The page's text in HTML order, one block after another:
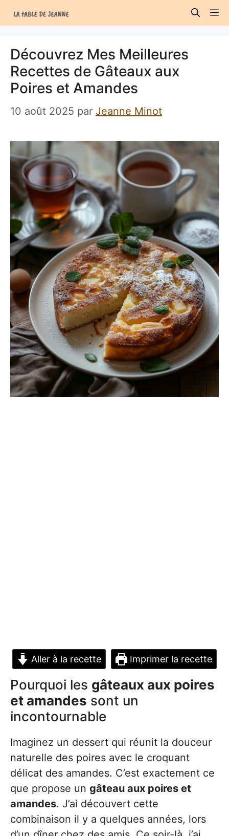
au
Découvrez Mes Meilleures
Recettes de Gâteaux aux
Poires et Amandes
10 août 2025 par Jeanne Minot
Aller à la recette Imprimer la recette
Pourquoi les gâteaux aux poires
et amandes sont un
incontournable
Imaginez un dessert qui réunit la douceur
naturelle des poires avec le croquant
délicat des amandes. C’est exactement ce
que propose un gâteau aux poires et
amandes. J’ai découvert cette
combinaison il y a quelques années, lors